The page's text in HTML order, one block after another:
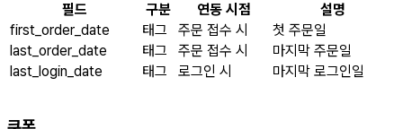
필드
구분 연동 시점
설명
first_order_date
태그 주문 접수 시
첫 주문일
last_order_date
태그 주문 접수 시
마지막 주문일
last_login_date
태그 로그인 시 마지막 로그인일